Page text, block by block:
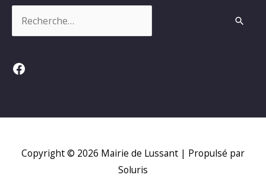
Facebook
Copyright © 2026 Mairie de Lussant | Propulsé par
Soluris